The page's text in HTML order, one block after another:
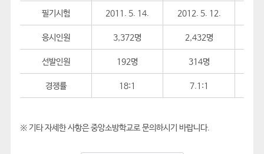
필기시험 2011. 5. 14. 2012. 5. 12.
응시인원 3,372명 2,432명
선발인원 192명 314명
경쟁률 18:1 7.1:1
※ 기타 자세한 사항은 중앙소방학교로 문의하시기 바랍니다.